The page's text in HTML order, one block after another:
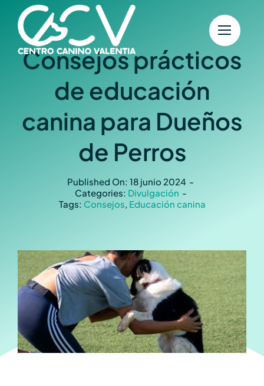
Saltar
contenido
Consejos prácticos
de educación
canina para Dueños
de Perros
Published On: 18 junio 2024 -
Categories: Divulgación -
Tags: Consejos, Educación canina